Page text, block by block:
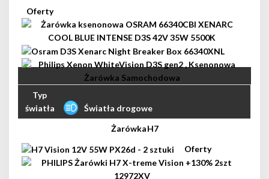
Światła drogowe
H7